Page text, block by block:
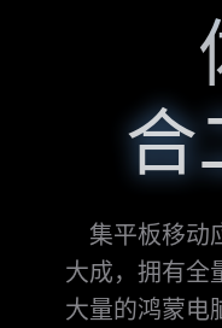
合
集平板移动
大⁠成，拥有全
大量的鸿蒙电